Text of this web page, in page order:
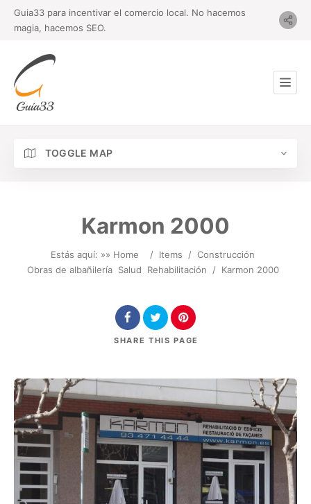
Guia33 para incentivar el comercio local. No hacemos
magia, hacemos SEO.
TOGGLE MAP
Karmon 2000
Estás aquí: »» Home / Items / Construcción
Obras de albañilería Salud Rehabilitación / Karmon 2000
SHARE THIS PAGE